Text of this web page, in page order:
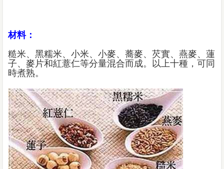
材料：
糙米、黑糯米、小米、小麥、蕎麥、芡實、燕麥、蓮
子、麥片和紅薏仁等分量混合而成。以上十種，可同
時煮熟。